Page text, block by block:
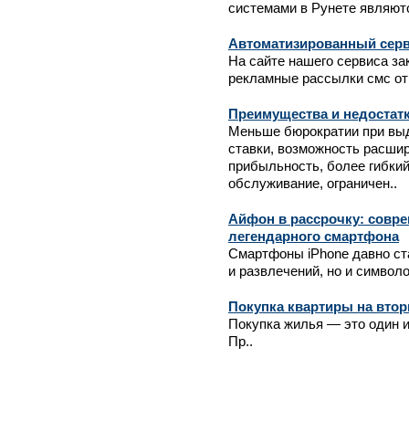
системами в Рунете
Автоматизированный
На сайте нашего сервиса
рекламные рассылки смс
Преимущества и
Меньше бюрократии при
ставки, возможность
прибыльность, более
обслуживание, ограничен..
Айфон в рассрочку:
легендарного смартфона
Смартфоны iPhone давно
и развлечений, но и
Покупка квартиры на
Покупка жилья — это один
Пр..